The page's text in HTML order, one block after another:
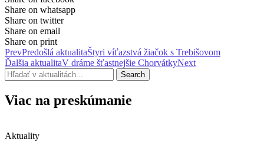
Share on whatsapp
Share on twitter
Share on email
Share on print
PrevPredošlá aktualitaŠtyri víťazstvá žiačok s Trebišovom
Ďalšia aktualitaV dráme šťastnejšie ChorvátkyNext
Search
Viac na preskúmanie
Aktuality